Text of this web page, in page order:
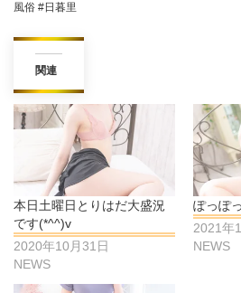
風俗 #日暮里
関連
本日土曜日とりはだ大盛況
です(*^^)v
2020年10月31日
NEWS
ぽっぽ
2021年
NEWS